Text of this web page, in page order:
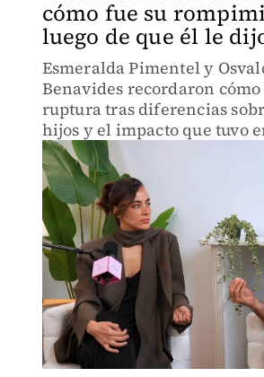
cómo fue su
luego de que él le
Esmeralda Pimentel y
Benavides recordaron
ruptura tras diferencias
hijos y el impacto que tuvo
relación.